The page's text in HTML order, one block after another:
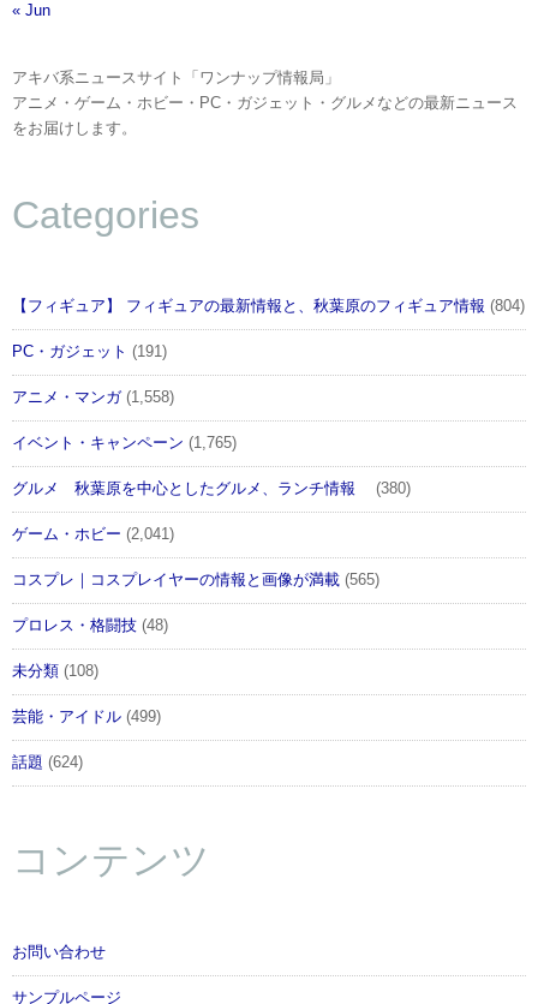
« Jun
アキバ系ニュースサイト「ワンナップ情報局」
アニメ・ゲーム・ホビー・PC・ガジェット・グルメなどの最新ニュース
をお届けします。
Categories
【フィギュア】 フィギュアの最新情報と、秋葉原のフィギュア情報 (804)
PC・ガジェット (191)
アニメ・マンガ(1,558)
イベント・キャンペーン (1,765)
グルメ 秋葉原を中心としたグルメ、ランチ情報 (380)
ゲーム・ホビー (2,041)
コスプレ｜コスプレイヤーの情報と画像が満載 (565)
プロレス・格闘技 (48)
未分類 (108)
芸能・アイドル (499)
話題 (624)
コンテンツ
お問い合わせ
サンプルページ